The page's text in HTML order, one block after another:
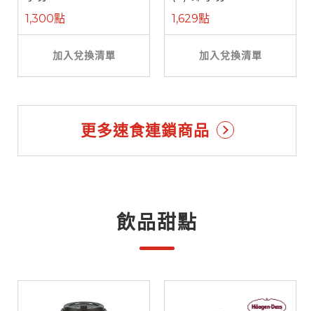
1,300點
加入兌換清單
1,629點
加入兌換清單
更多速食連鎖商品
飲品甜點